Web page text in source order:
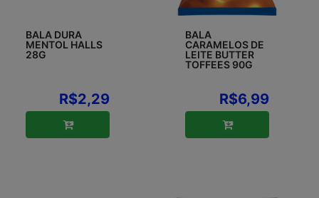
BALA DURA
MENTOL HALLS
28G
R$2,29
BALA
CARAMELOS DE
LEITE BUTTER
TOFFEES 90G
R$6,99